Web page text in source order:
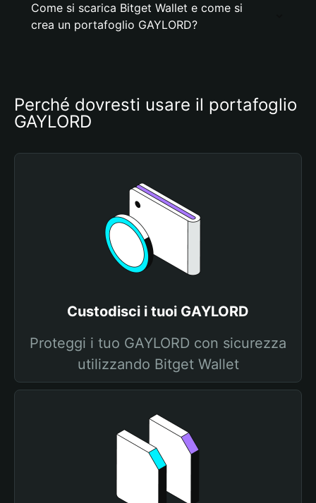
Come si scarica Bitget Wallet e come si
crea un portafoglio GAYLORD?
Perché dovresti usare il portafoglio
GAYLORD
Custodisci i tuoi GAYLORD
Proteggi i tuo GAYLORD con sicurezza
utilizzando Bitget Wallet